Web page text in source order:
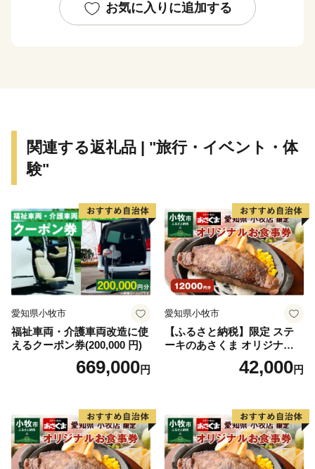
の特性を生かした再生可能エネルギーの推進を図ってい
ます。
し木炭や雑穀、新鮮な野菜など多くの食材と、これらを
原料とした特産品やお菓子など魅力的な商品をお礼の品
軽米町への応援よろしくお願いします！
お気に入りに追加する
関連する返礼品 | "旅行・イベント・体
験"
愛知県小牧市
福祉車両・介護車両改造に使
えるクーポン券(200,000 円)
669,000円
愛知県小牧市
【ふるさと納税】限定 ステ
ーキのあさくま オリジナル
お食事券 12000円 お好きなメ
ニュー 好きなだけ コーンス
県 小牧店 小牧市 チケット 送
料無料
42,000円